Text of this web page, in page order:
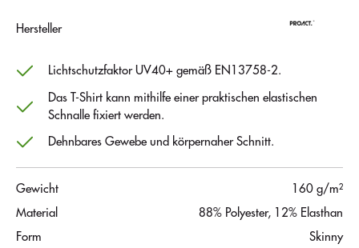
Hersteller
Lichtschutzfaktor UV40+ gemäß EN13758-2.
Das T-Shirt kann mithilfe einer praktischen elastischen
Schnalle fixiert werden.
Dehnbares Gewebe und körpernaher Schnitt.
Gewicht
160 g/m²
Material
88% Polyester, 12% Elasthan
Form
Skinny